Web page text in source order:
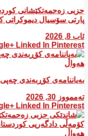
​حزبی زەحمەتکێشانی
پارتی سۆسیال دیموکراتی
ئاب 8, 2026
Linked In Pinterest
هەواڵ
بەیاننامەی کۆڕبەندی
تەممووز 30, 2026
Linked In Pinterest
هەواڵ